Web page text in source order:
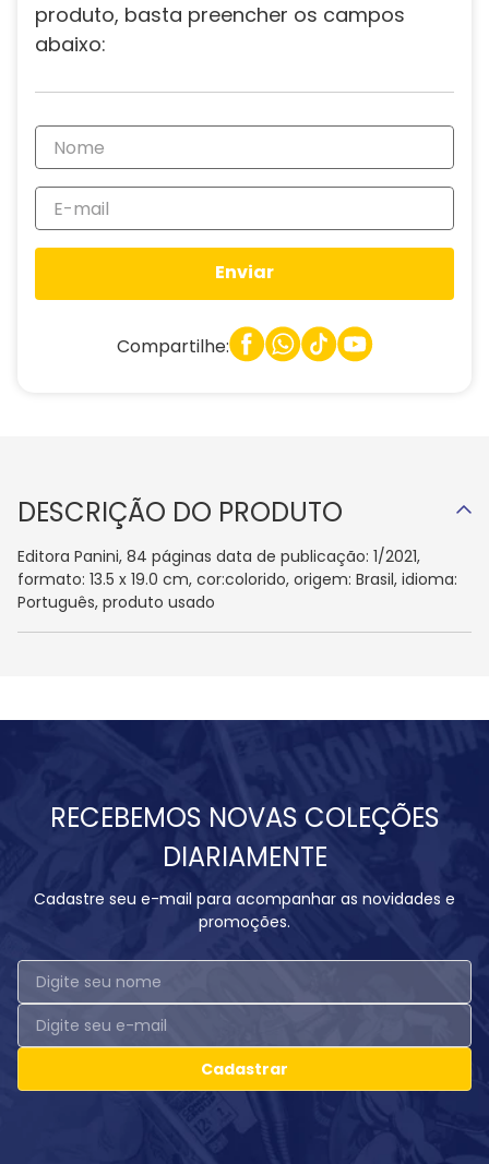
produto, basta preencher os campos
abaixo:
Enviar
Compartilhe:
DESCRIÇÃO DO PRODUTO
Editora Panini, 84 páginas data de publicação: 1/2021,
formato: 13.5 x 19.0 cm, cor:colorido, origem: Brasil, idioma:
Português, produto usado
RECEBEMOS NOVAS COLEÇÕES
DIARIAMENTE
Cadastre seu e-mail para acompanhar as novidades e
promoções.
Cadastrar